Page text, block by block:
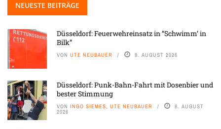
NEUESTE BEITRÄGE
Düsseldorf: Feuerwehreinsatz in “Schwimm’ in
Bilk”
VON UTE NEUBAUER 9. AUGUST 2026
Düsseldorf: Punk-Bahn-Fahrt mit Dosenbier und
bester Stimmung
VON INGO SIEMES, UTE NEUBAUER 8. AUGUST
2026